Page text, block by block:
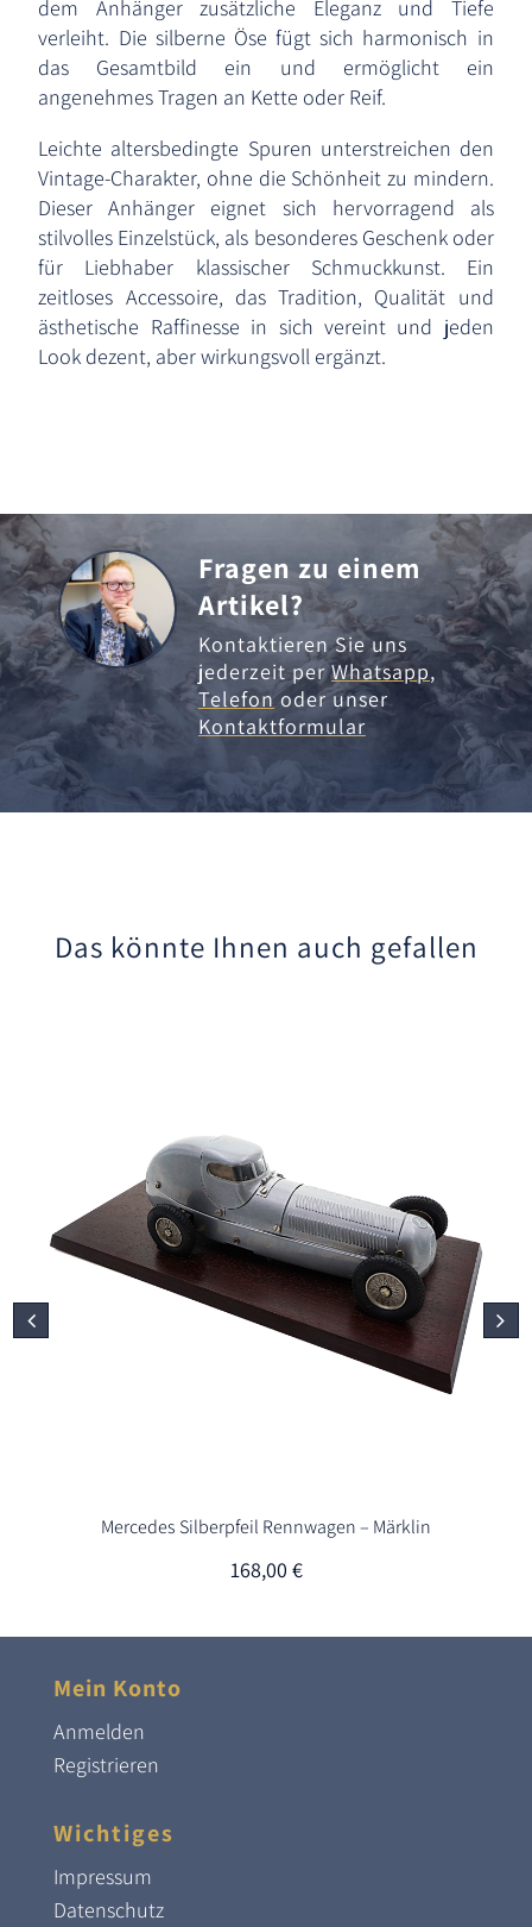
dem Anhänger zusätzliche Eleganz und Tiefe
verleiht. Die silberne Öse fügt sich harmonisch in
das Gesamtbild ein und ermöglicht ein
angenehmes Tragen an Kette oder Reif.
Leichte altersbedingte Spuren unterstreichen den
Vintage-Charakter, ohne die Schönheit zu mindern.
Dieser Anhänger eignet sich hervorragend als
stilvolles Einzelstück, als besonderes Geschenk oder
für Liebhaber klassischer Schmuckkunst. Ein
zeitloses Accessoire, das Tradition, Qualität und
ästhetische Raffinesse in sich vereint und jeden
Look dezent, aber wirkungsvoll ergänzt.
Fragen zu einem
Artikel?
Kontaktieren Sie uns
jederzeit perWhatsapp,
Telefonoder unser
Kontaktformular
Das könnte Ihnen auch gefallen
Mercedes Silberpfeil Rennwagen – Märklin
168,00 €
Mein Konto
Anmelden
Registrieren
Wichtiges
Impressum
Datenschutz